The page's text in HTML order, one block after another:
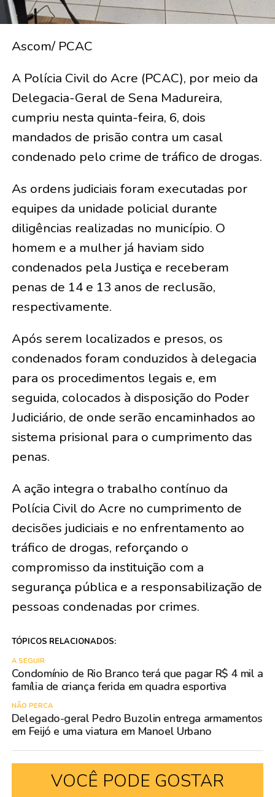
Ascom/ PCAC
A Polícia Civil do Acre (PCAC), por meio da
Delegacia-Geral de Sena Madureira,
cumpriu nesta quinta-feira, 6, dois
mandados de prisão contra um casal
condenado pelo crime de tráfico de drogas.
As ordens judiciais foram executadas por
equipes da unidade policial durante
diligências realizadas no município. O
homem e a mulher já haviam sido
condenados pela Justiça e receberam
penas de 14 e 13 anos de reclusão,
respectivamente.
Após serem localizados e presos, os
condenados foram conduzidos à delegacia
para os procedimentos legais e, em
seguida, colocados à disposição do Poder
Judiciário, de onde serão encaminhados ao
sistema prisional para o cumprimento das
penas.
A ação integra o trabalho contínuo da
Polícia Civil do Acre no cumprimento de
decisões judiciais e no enfrentamento ao
tráfico de drogas, reforçando o
compromisso da instituição com a
segurança pública e a responsabilização de
pessoas condenadas por crimes.
TÓPICOS RELACIONADOS:
A SEGUIR
Condomínio de Rio Branco terá que pagar R$ 4 mil a
família de criança ferida em quadra esportiva
NÃO PERCA
Delegado-geral Pedro Buzolin entrega armamentos
em Feijó e uma viatura em Manoel Urbano
VOCÊ PODE GOSTAR